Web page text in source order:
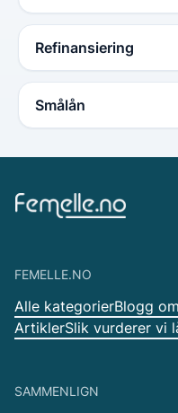
Refinansiering
Smålån
FEMELLE.NO
Alle kategorierBlogg
ArtiklerSlik vurderer vi
SAMMENLIGN